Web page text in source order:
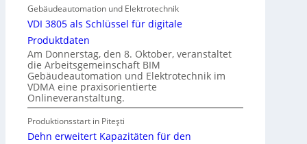
l
e
t
r
o
m
o
b
i
Gebäudeautomation und Elektrotechnik
VDI 3805 als Schlüssel für digitale
Produktdaten
Am Donnerstag, den 8. Oktober, veranstaltet
die Arbeitsgemeinschaft BIM
Gebäudeautomation und Elektrotechnik im
VDMA eine praxisorientierte
Onlineveranstaltung.
Produktionsstart in Piteşti
Dehn erweitert Kapazitäten für den